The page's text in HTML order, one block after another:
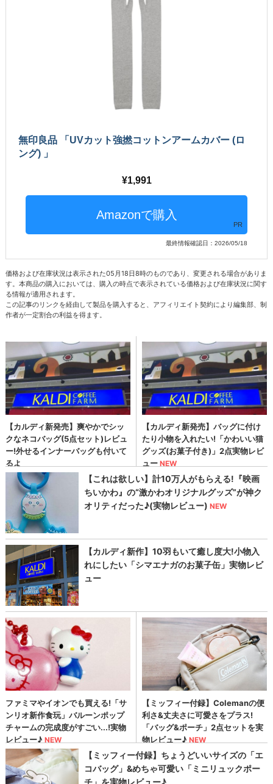
無印良品 「UVカット強撚コットンアームカバー (ロ
ング) 」
1,991
PR
最終情報確認日：2026/05/18
価格および在庫状況は表示された05月18日8時のものであり、変更される場合がありま
す。本商品の購入においては、購入の時点で表示されている価格および在庫状況に関す
る情報が適用されます。
この記事のリンクを経由して製品を購入すると、アフィリエイト契約により編集部、制
作者が一定割合の利益を得ます。